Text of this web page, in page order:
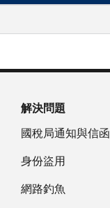
解決問題
國稅局通知與信函
身份盜用
網路釣魚